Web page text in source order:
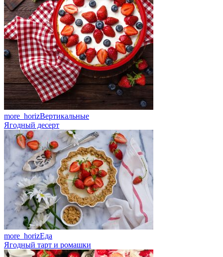
more_horizВертикальные
Ягодный десерт
more_horizЕда
Ягодный тарт и ромашки